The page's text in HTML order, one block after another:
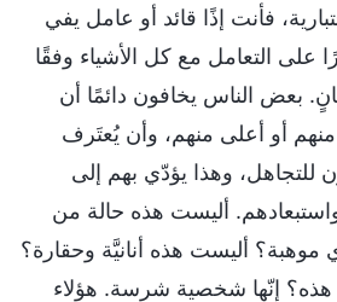
فأنت إذًا قائد أو عامل يفي
على التعامل مع كل الأشياء وفقًا
بعض الناس يخافون دائمًا أن
أو أعلى منهم، وأن يُعتَرف
للتجاهل، وهذا يؤدّي بهم إلى
أليست هذه حالة من
أليست هذه أنانيَّة وحقارة؟
إنّها شخصية شرسة. هؤلاء